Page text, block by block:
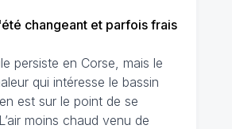
changeant et parfois frais
persiste en Corse, mais le
qui intéresse le bassin
est sur le point de se
moins chaud venu de